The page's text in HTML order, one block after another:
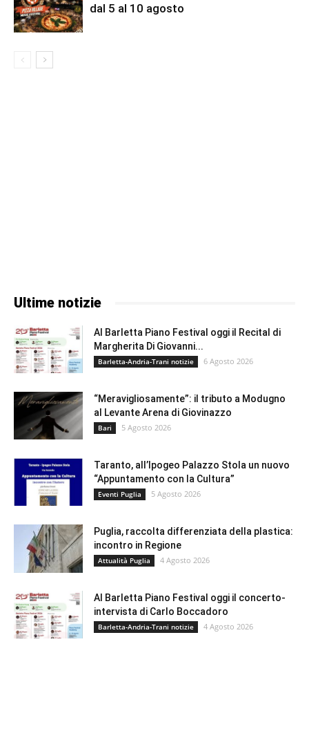
dal 5 al 10 agosto
Ultime notizie
Al Barletta Piano Festival oggi il Recital di
Margherita Di Giovanni...
Barletta-Andria-Trani notizie 6 Agosto 2026
“Meravigliosamente”: il tributo a Modugno
al Levante Arena di Giovinazzo
Bari 5 Agosto 2026
Taranto, all’Ipogeo Palazzo Stola un nuovo
“Appuntamento con la Cultura”
Eventi Puglia 5 Agosto 2026
Puglia, raccolta differenziata della plastica:
incontro in Regione
Attualità Puglia 4 Agosto 2026
Al Barletta Piano Festival oggi il concerto-
intervista di Carlo Boccadoro
Barletta-Andria-Trani notizie 4 Agosto 2026